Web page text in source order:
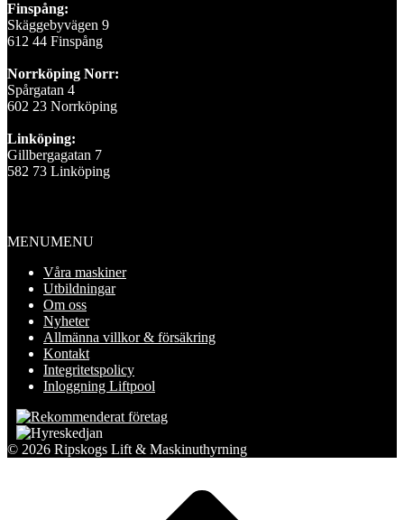
Finspång:
Skäggebyvägen 9
612 44 Finspång
Norrköping Norr:
Spårgatan 4
602 23 Norrköping
Linköping:
Gillbergagatan 7
582 73 Linköping
MENUMENU
Våra maskiner
Utbildningar
Om oss
Nyheter
Allmänna villkor & försäkring
Kontakt
Integritetspolicy
Inloggning Liftpool
© 2026 Ripskogs Lift & Maskinuthyrning